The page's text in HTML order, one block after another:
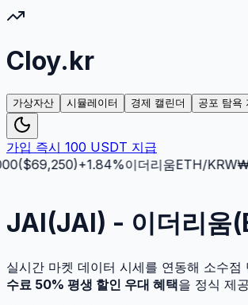
Cloy.kr
가상자산 시뮬레이터 경제 캘린더 공포 탐욕
가입 즉시 100 USDT 지급
($69,250)+1.84%이더리움ETH/KRW₩
JAI(JAI) - 이더리움
실시간 마켓 데이터 시세를 연동해 소수
수료 50% 평생 할인 우대 혜택을 정식 제